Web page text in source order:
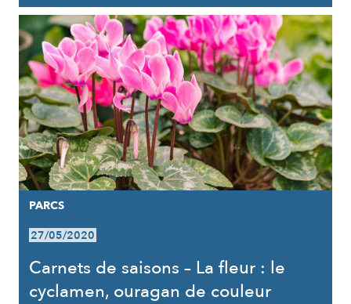
PARCS
27/05/2020
Carnets de saisons – La fleur : le
cyclamen, ouragan de couleur